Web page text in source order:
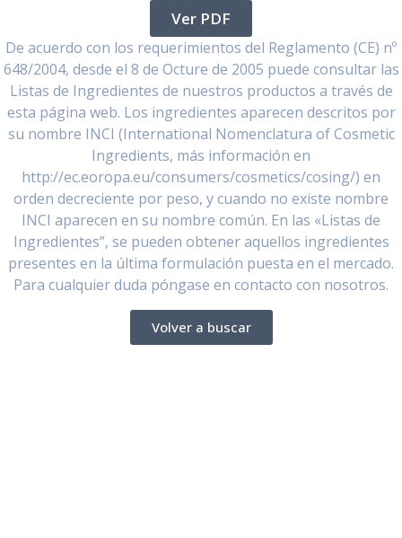
Ver PDF
De acuerdo con los requerimientos del Reglamento (CE) nº
648/2004, desde el 8 de Octure de 2005 puede consultar las
Listas de Ingredientes de nuestros productos a través de
esta página web. Los ingredientes aparecen descritos por
su nombre INCI (International Nomenclatura of Cosmetic
Ingredients, más información en
http://ec.eoropa.eu/consumers/cosmetics/cosing/) en
orden decreciente por peso, y cuando no existe nombre
INCI aparecen en su nombre común. En las «Listas de
Ingredientes”, se pueden obtener aquellos ingredientes
presentes en la última formulación puesta en el mercado.
Para cualquier duda póngase en contacto con nosotros.
Volver a buscar